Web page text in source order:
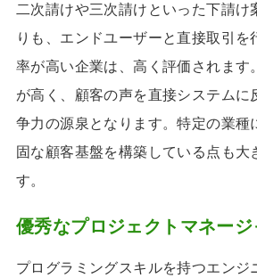
二次請けや三次請けといった下請け
りも、エンドユーザーと直接取引を
率が高い企業は、高く評価されます
が高く、顧客の声を直接システムに
争力の源泉となります。特定の業種
固な顧客基盤を構築している点も大
す。
優秀なプロジェクトマネー
プログラミングスキルを持つエンジ